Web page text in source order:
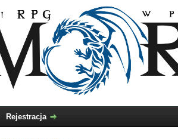
Rejestracja